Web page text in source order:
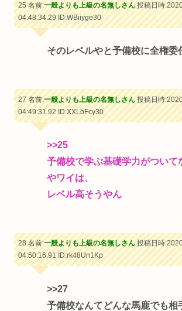
25 名前:一般よりも上級の名無しさん投稿日時
04:48:34.29ID:WBiiyge30
そのレベルやと予備校に全権委
27 名前:一般よりも上級の名無しさん投稿日時
04:49:31.92ID:XXLbFcy30
>>25
予備校で学ぶ基礎学力がついて
やワイは、
レベル高そうやん
28 名前:一般よりも上級の名無しさん投稿日時
04:50:16.91ID:rk48Un1Kp
>>27
予備校なんてどんな馬鹿でも相